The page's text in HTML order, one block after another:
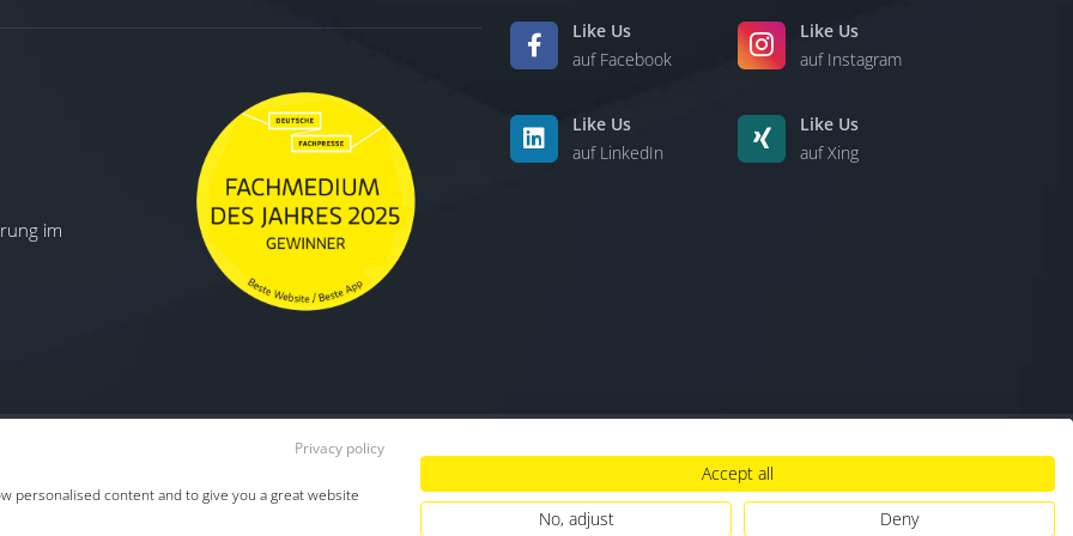
im
Like Us
auf Facebook
Like Us
auf Instagram
Like Us
auf LinkedIn
Like Us
auf Xing
Datenschutz Impressum Hinweisgebersystem
Privacy policy
personalised content and to give you a great website
Accept all
No, adjust
Deny